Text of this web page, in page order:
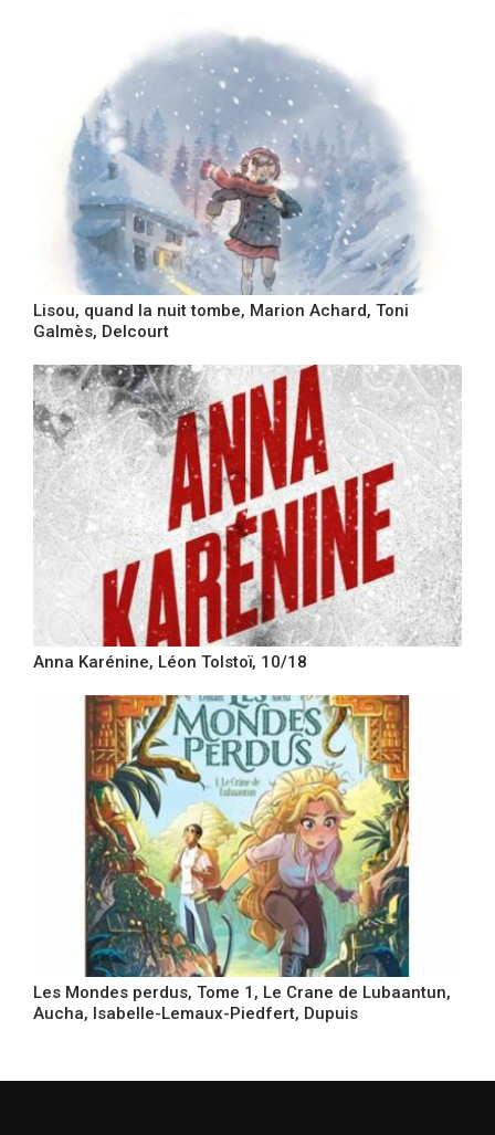
Lisou, quand la nuit tombe, Marion Achard, Toni
Galmès, Delcourt
Anna Karénine, Léon Tolstoï, 10/18
Les Mondes perdus, Tome 1, Le Crane de Lubaantun,
Aucha, Isabelle-Lemaux-Piedfert, Dupuis